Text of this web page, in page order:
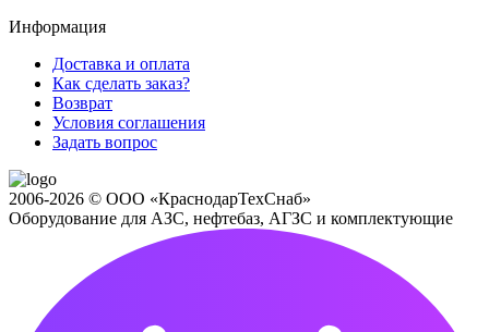
Информация
Доставка и оплата
Как сделать заказ?
Возврат
Условия соглашения
Задать вопрос
2006-2026 © ООО «КраснодарТехСнаб»
Оборудование для АЗС, нефтебаз, АГЗС и комплектующие